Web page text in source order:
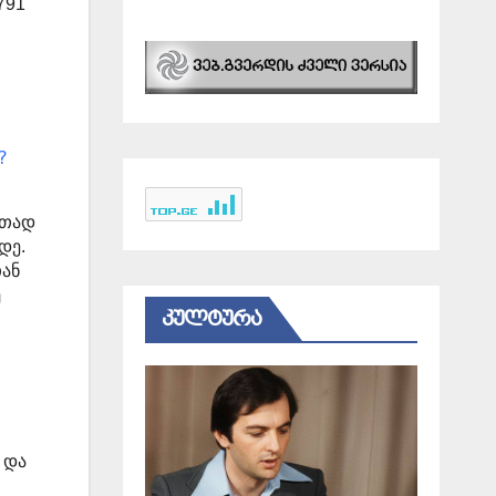
და
ᲙᲣᲚᲢᲣᲠᲐ